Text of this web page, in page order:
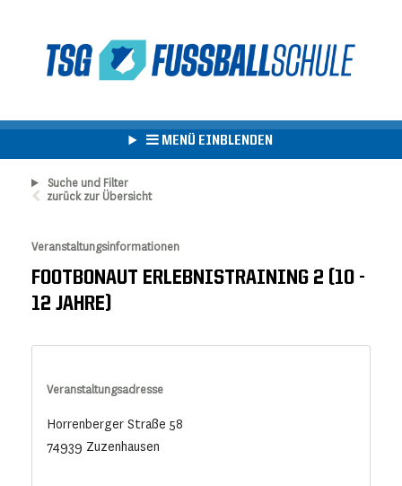
MENÜ EINBLENDEN
Suche und Filter
zurück zur Übersicht
Veranstaltungsinformationen
FOOTBONAUT ERLEBNISTRAINING 2 (10 -
12 JAHRE)
Veranstaltungsadresse
Horrenberger Straße 58
74939 Zuzenhausen